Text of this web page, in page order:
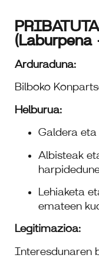
(Laburpena
Arduraduna:
Bilboko
Helburua:
Galdera
Albisteak
Lehiaketa
emateen
Legitimazioa:
Interesdunaren